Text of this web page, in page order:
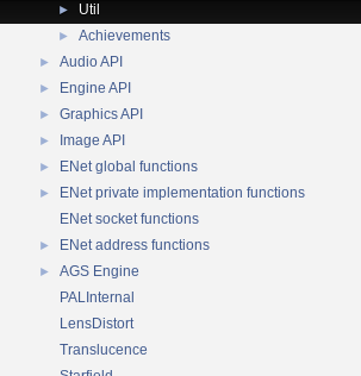
► Util
► Achievements
► Audio API
► Engine API
► Graphics API
► Image API
► ENet global functions
►
ENet private implementation functions
ENet socket functions
► ENet address functions
►
AGS Engine
PALInternal
LensDistort
Translucence